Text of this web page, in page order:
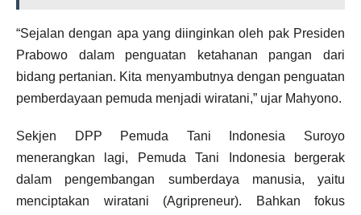
“Sejalan dengan apa yang diinginkan oleh pak Presiden
Prabowo dalam penguatan ketahanan pangan dari
bidang pertanian. Kita menyambutnya dengan penguatan
pemberdayaan pemuda menjadi wiratani,” ujar Mahyono.
Sekjen DPP Pemuda Tani Indonesia Suroyo
menerangkan lagi, Pemuda Tani Indonesia bergerak
dalam pengembangan sumberdaya manusia, yaitu
menciptakan wiratani (Agripreneur). Bahkan fokus